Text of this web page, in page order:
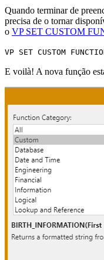
Quando terminar de
precisa de o tornar
o VP SET CUSTOM
VP SET CUSTOM
E voilà! A nova função